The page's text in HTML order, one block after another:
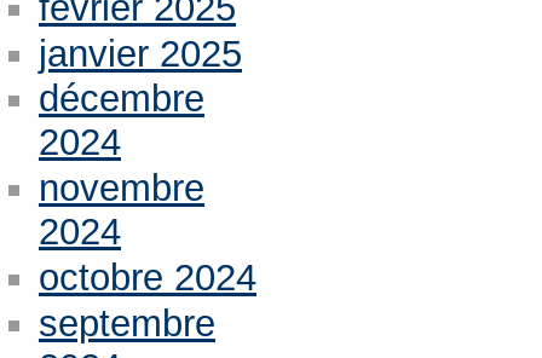
janvier 2025
décembre
2024
novembre
2024
octobre 2024
septembre